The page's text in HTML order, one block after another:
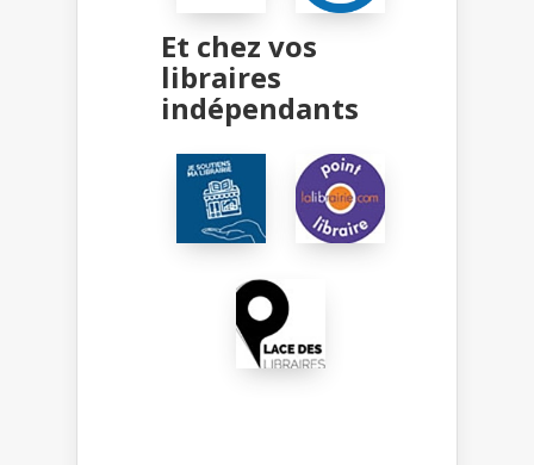
Et chez vos
libraires
indépendants